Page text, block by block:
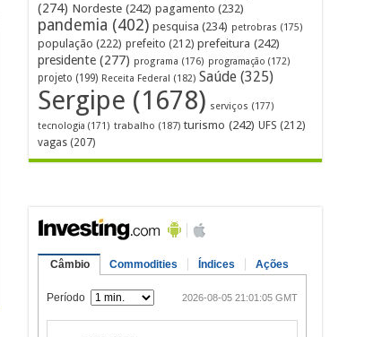
(274) Nordeste (242) pagamento (232)
pandemia (402) pesquisa (234) petrobras (175)
população (222) prefeito (212) prefeitura (242)
presidente (277) programa (176) programação (172)
projeto (199) Receita Federal (182) Saúde (325)
Sergipe (1678) serviços (177)
tecnologia (171) trabalho (187) turismo (242) UFS (212)
vagas (207)